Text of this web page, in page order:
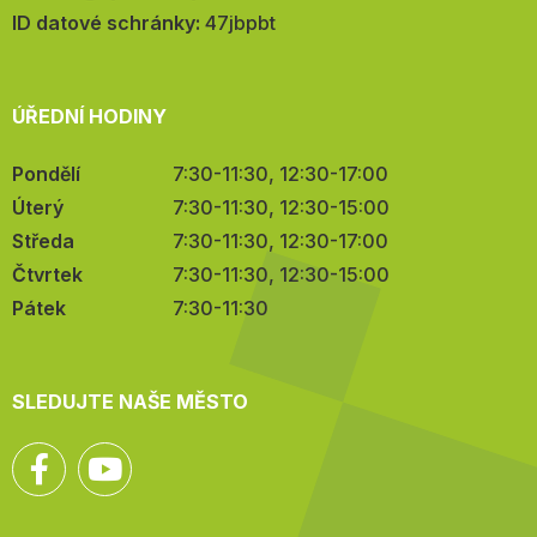
mail:
ID datové schránky: 47jbpbt
ÚŘEDNÍ HODINY
Pondělí
7:30-11:30, 12:30-17:00
Úterý
7:30-11:30, 12:30-15:00
Středa
7:30-11:30, 12:30-17:00
Čtvrtek
7:30-11:30, 12:30-15:00
Pátek
7:30-11:30
SLEDUJTE NAŠE MĚSTO
Facebook